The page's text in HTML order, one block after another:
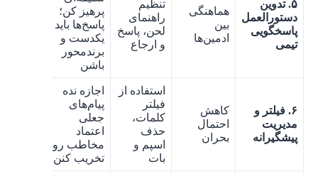
۵. تدوین
دستورالعمل
پاسخگویی
تیمی
هماهنگی
بین
ادمین‌ها
تنظیم
راهنمای
لحن، پاسخ
و ارجاع
پرهیز کن؛
پاسخ‌ها باید
یکدست و
برندمحور
باشن
۶. فیلتر و
مدیریت
پیشگیرانه
کاهش
احتمال
بحران
استفاده از
فیلتر
کلمات،
حذف
اسپم و
بات
اجازه نده
پیام‌های
جعلی
اعتماد
مخاطب رو
تخریب کنن